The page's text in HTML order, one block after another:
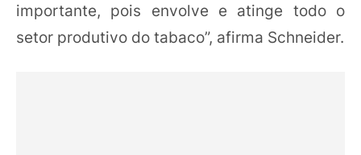
importante, pois envolve e atinge todo o
setor produtivo do tabaco”, afirma Schneider.